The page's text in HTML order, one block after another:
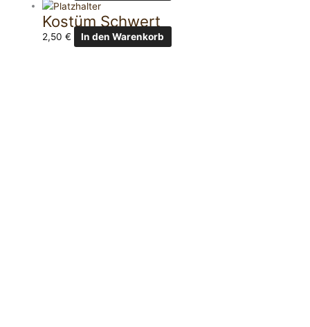
Kostüm Schwert
2,50€ In den Warenkorb